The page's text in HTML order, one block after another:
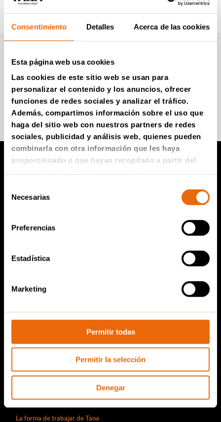
Consentimiento Detalles Acerca de las cookies
Esta página web usa cookies
Las cookies de este sitio web se usan para
personalizar el contenido y los anuncios, ofrecer
funciones de redes sociales y analizar el tráfico.
Además, compartimos información sobre el uso que
haga del sitio web con nuestros partners de redes
sociales, publicidad y análisis web, quienes pueden
combinarla con otra información que les haya
proporcionado o que hayan recopilado a partir del
deNecesarias
Preferencias
Estadística
Marketing
Permitir todas
Permitir la selección
Denegar
Boletín informativo de
Tana (en Inglés)
Súmese para recibir información
Productos TANA
Compactador de vertedero TANA
Piezas de repuesto de TANA
Conviértase en distribuidor de Tana
Acerca de nosotros
Sostenibilidad
La forma de trabajar de Tana